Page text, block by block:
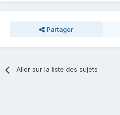
Partager
Aller sur la liste des sujets